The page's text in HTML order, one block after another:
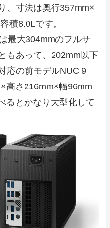
、寸法は奥行357mm×
積8.0Lです。
最大304mmのフルサ
もあって、202mm以下
応の前モデルNUC 9
高さ216mm×幅96mm
るとかなり大型化して